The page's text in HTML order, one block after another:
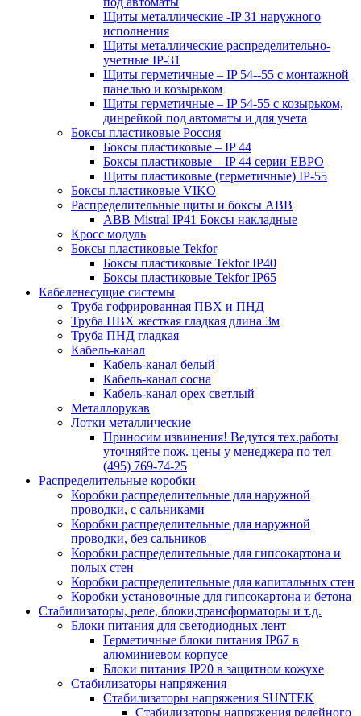
Щиты металлические -IP 31 наружного
исполнения
Щиты металлические распределительно-
учетные IP-31
Щиты герметичные – IP 54--55 с монтажной
панелью и козырьком
Щиты герметичные – IP 54-55 с козырьком,
динрейкой под автоматы и для учета
Боксы пластиковые Россия
Боксы пластиковые – IP 44
Боксы пластиковые – IP 44 серии ЕВРО
Щиты пластиковые (герметичные) IP-55
Боксы пластиковые VIKO
Распределительные щиты и боксы АВВ
ABB Mistral IP41 Боксы накладные
Кросс модуль
Боксы пластиковые Tekfor
Боксы пластиковые Tekfor IP40
Боксы пластиковые Tekfor IP65
Кабеленесущие системы
Труба гофрированная ПВХ и ПНД
Труба ПВХ жесткая гладкая длина 3м
Труба ПНД гладкая
Кабель-канал
Кабель-канал белый
Кабель-канал сосна
Кабель-канал орех светлый
Металлорукав
Лотки металлические
Приносим извинения! Ведутся тех.работы
уточняйте пож. цены у менеджера по тел
(495) 769-74-25
Распределительные коробки
Коробки распределительные для наружной
проводки, с сальниками
Коробки распределительные для наружной
проводки, без сальников
Коробки распределительные для гипсокартона и
полых стен
Коробки распределительные для капитальных стен
Коробки установочные для гипсокартона и бетона
Стабилизаторы, реле, блоки,трансформаторы и т.д.
Блоки питания для светодиодных лент
Герметичные блоки питания IP67 в
алюминиевом корпусе
Блоки питания IP20 в защитном кожухе
Стабилизаторы напряжения
Стабилизаторы напряжения SUNTEK
Стабилизаторы напряжения релейного